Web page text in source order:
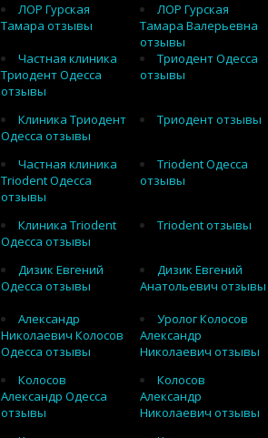
ЛОР Гурская
Тамара отзывы
ЛОР Гурская
Тамара Валерьевна
отзывы
Частная клиника
Триодент Одесса
отзывы
Триодент Одесса
отзывы
Клиника Триодент
Одесса отзывы
Триодент отзывы
Частная клиника
Triodent Одесса
отзывы
Triodent Одесса
отзывы
Клиника Triodent
Одесса отзывы
Triodent отзывы
Дизик Евгений
Одесса отзывы
Дизик Евгений
Анатольевич отзывы
Александр
Николаевич Колосов
Одесса отзывы
Уролог Колосов
Александр
Николаевич отзывы
Колосов
Александр Одесса
отзывы
Колосов
Александр
Николаевич отзывы